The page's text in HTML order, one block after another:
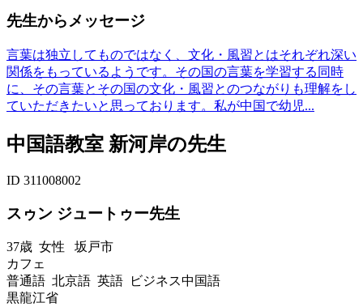
先生からメッセージ
言葉は独立してものではなく、文化・風習とはそれぞれ深い
関係をもっているようです。その国の言葉を学習する同時
に、その言葉とその国の文化・風習とのつながりも理解をし
ていただきたいと思っております。私が中国で幼児...
中国語教室 新河岸の先生
ID 311008002
スゥン ジュートゥー先生
37歳 女性 坂戸市
カフェ
普通語 北京語 英語 ビジネス中国語
黒龍江省